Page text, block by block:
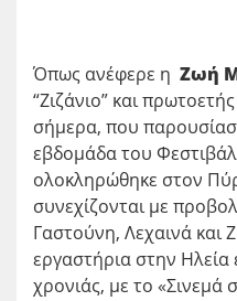
Όπως ανέφερε η Ζωή
“Ζιζάνιο” και
σήμερα, που
εβδομάδα του
ολοκληρώθηκε στον
συνεχίζονται με
Γαστούνη, Λεχαινά και
εργαστήρια στην Ηλεία
χρονιάς, με το «Σινεμά